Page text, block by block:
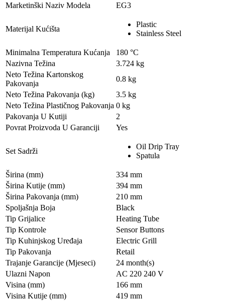
Marketinški Naziv Modela
EG3
Materijal Kućišta
Plastic
Stainless Steel
Minimalna Temperatura Kućanja
180 °C
Nazivna Težina
3.724 kg
Neto Težina Kartonskog
Pakovanja
0.8 kg
Neto Težina Pakovanja (kg)
3.5 kg
Neto Težina Plastičnog Pakovanja 0 kg
Pakovanja U Kutiji
2
Povrat Proizvoda U Garanciji
Yes
Set Sadrži
Oil Drip Tray
Spatula
Širina (mm)
334 mm
Širina Kutije (mm)
394 mm
Širina Pakovanja (mm)
210 mm
Spoljašnja Boja
Black
Tip Grijalice
Heating Tube
Tip Kontrole
Sensor Buttons
Tip Kuhinjskog Uređaja
Electric Grill
Tip Pakovanja
Retail
Trajanje Garancije (Mjeseci)
24 month(s)
Ulazni Napon
AC 220 240 V
Visina (mm)
166 mm
Visina Kutije (mm)
419 mm